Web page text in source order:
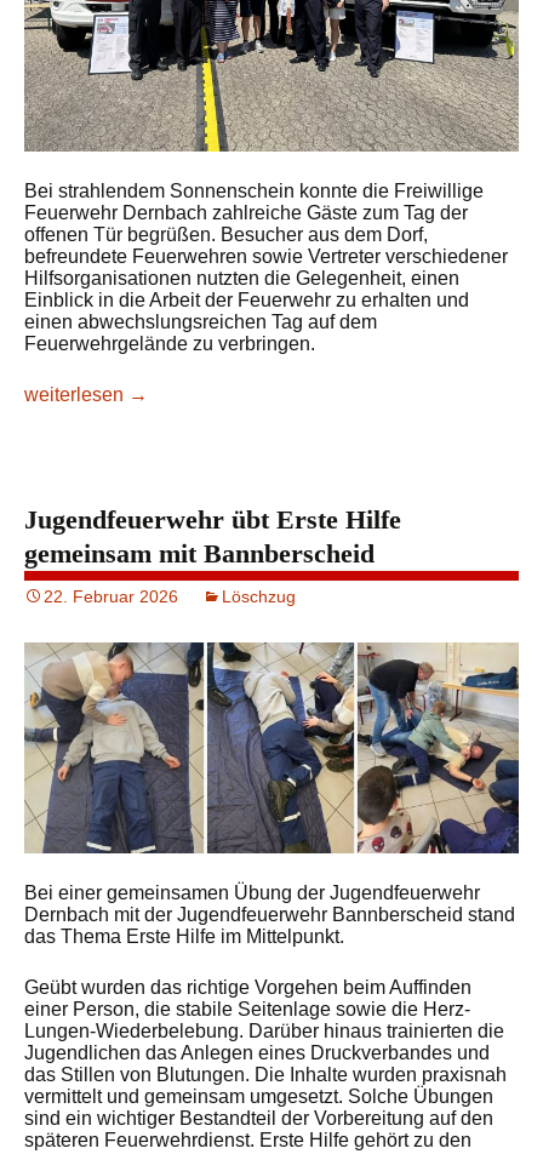
Bei strahlendem Sonnenschein konnte die Freiwillige
Feuerwehr Dernbach zahlreiche Gäste zum Tag der
offenen Tür begrüßen. Besucher aus dem Dorf,
befreundete Feuerwehren sowie Vertreter verschiedener
Hilfsorganisationen nutzten die Gelegenheit, einen
Einblick in die Arbeit der Feuerwehr zu erhalten und
einen abwechslungsreichen Tag auf dem
Feuerwehrgelände zu verbringen.
Tag der offenen Tür lockt zahlreiche Besucher zur
weiterlesen →
Jugendfeuerwehr übt Erste Hilfe
gemeinsam mit Bannberscheid
22. Februar 2026 Löschzug
Bei einer gemeinsamen Übung der Jugendfeuerwehr
Dernbach mit der Jugendfeuerwehr Bannberscheid stand
das Thema Erste Hilfe im Mittelpunkt.
Geübt wurden das richtige Vorgehen beim Auffinden
einer Person, die stabile Seitenlage sowie die Herz-
Lungen-Wiederbelebung. Darüber hinaus trainierten die
Jugendlichen das Anlegen eines Druckverbandes und
das Stillen von Blutungen. Die Inhalte wurden praxisnah
vermittelt und gemeinsam umgesetzt. Solche Übungen
sind ein wichtiger Bestandteil der Vorbereitung auf den
späteren Feuerwehrdienst. Erste Hilfe gehört zu den